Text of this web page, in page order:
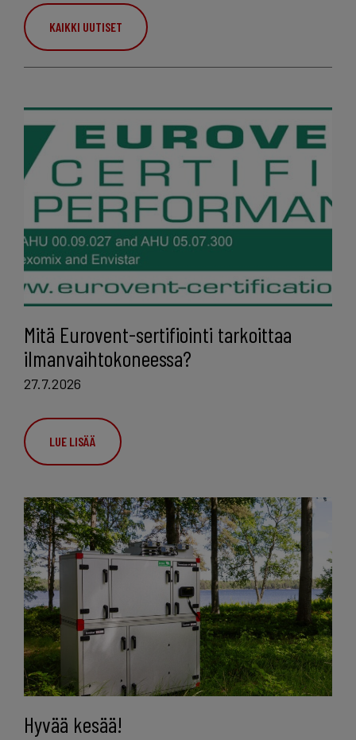
KAIKKI UUTISET
Mitä Eurovent-sertifiointi tarkoittaa
ilmanvaihtokoneessa?
27.7.2026
LUE LISÄÄ
Hyvää kesää!